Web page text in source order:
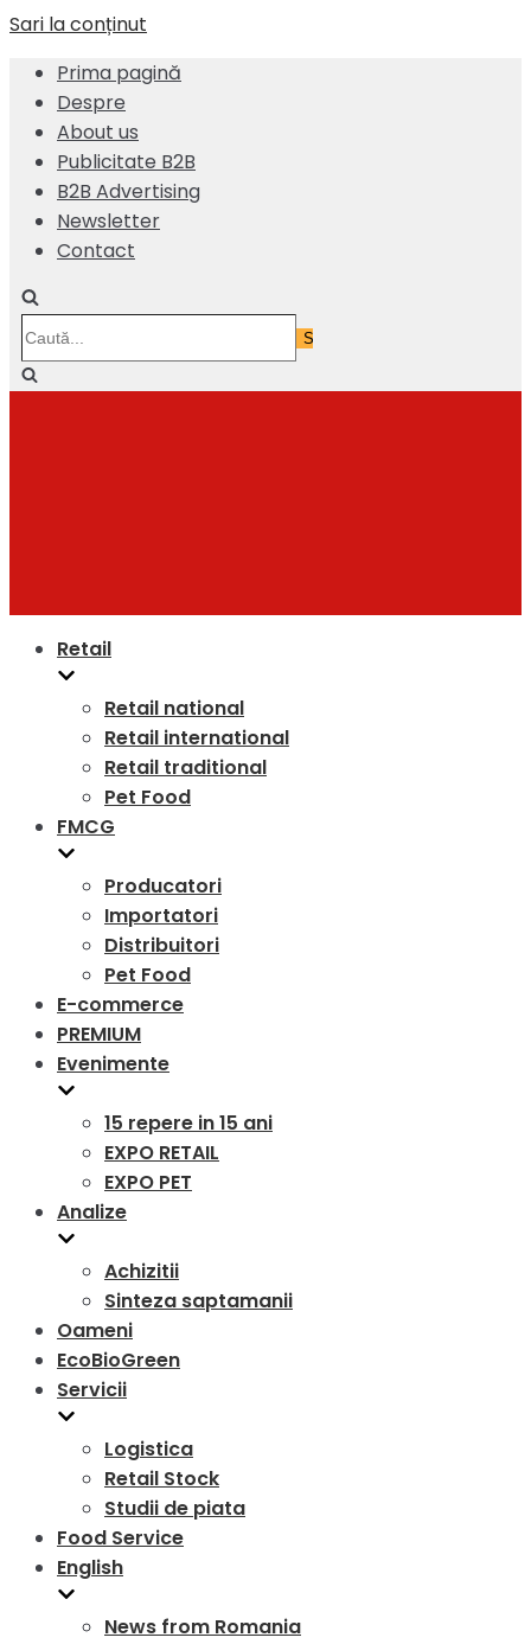
Sari la conținut
Prima pagină
Despre
About us
Publicitate B2B
B2B Advertising
Newsletter
Contact
Caută...
Retail
Retail national
Retail international
Retail traditional
Pet Food
FMCG
Producatori
Importatori
Distribuitori
Pet Food
E-commerce
PREMIUM
Evenimente
15 repere in 15 ani
EXPO RETAIL
EXPO PET
Analize
Achizitii
Sinteza saptamanii
Oameni
EcoBioGreen
Servicii
Logistica
Retail Stock
Studii de piata
Food Service
English
News from Romania